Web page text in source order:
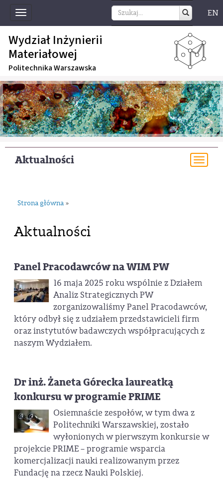
Toggle
navigation
EN
Wydział Inżynierii
Materiałowej
Politechnika Warszawska
Aktualności
Strona główna »
Aktualności
Panel Pracodawców na WIM PW
16 maja 2025 roku wspólnie z Działem
Analiz Strategicznych PW
zorganizowaliśmy Panel Pracodawców,
który odbył się z udziałem przedstawicieli firm
oraz instytutów badawczych współpracujących z
naszym Wydziałem.
Dr inż. Żaneta Górecka laureatką
konkursu w programie PRIME
Osiemnaście zespołów, w tym dwa z
Politechniki Warszawskiej, zostało
wyłonionych w pierwszym konkursie w
projekcie PRIME – programie wsparcia
komercjalizacji nauki realizowanym przez
Fundację na rzecz Nauki Polskiej.